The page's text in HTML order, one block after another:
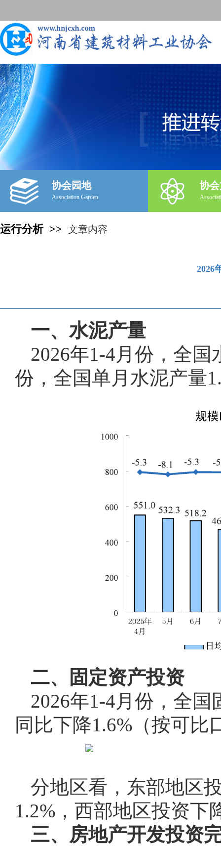
协会园地
Association Garden
协
运行分析 >> 文章内容
2026
一、水泥产量
2026年1-4月份，全国
份，全国单月水泥产量
二、固定资产投资
2026年1-4月份，全
同比下降1.6%（按可比
分地区看，东部地区
1.2%，西部地区投资下
三、房地产开发投资